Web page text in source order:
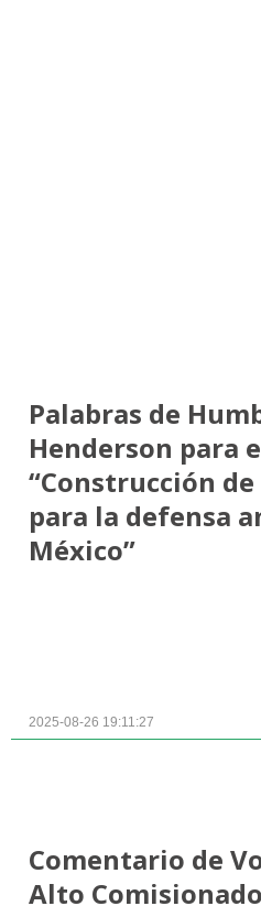
Palabras de
Henderson para
“Construcción
para la defensa
México”
2025-08-26 19:11:27
Comentario de
Alto